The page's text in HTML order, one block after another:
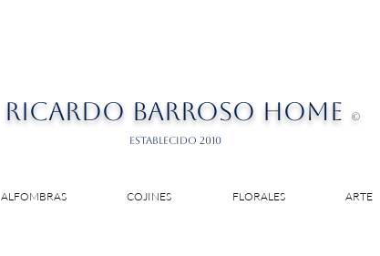
RICARDO BARROSO HOME ©
ESTABLECIDO 2010
ALFOMBRAS COJINES FLORALES ARTE